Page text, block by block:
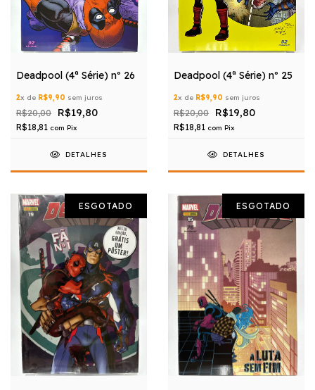
Deadpool (4ª Série) nº 26
2x de R$9,90 sem juros
R$20,00 R$19,80
R$18,81 com Pix
DETALHES
Deadpool (4ª Série) nº 25
2x de R$9,90 sem juros
R$20,00 R$19,80
R$18,81 com Pix
DETALHES
ESGOTADO ESGOTADO